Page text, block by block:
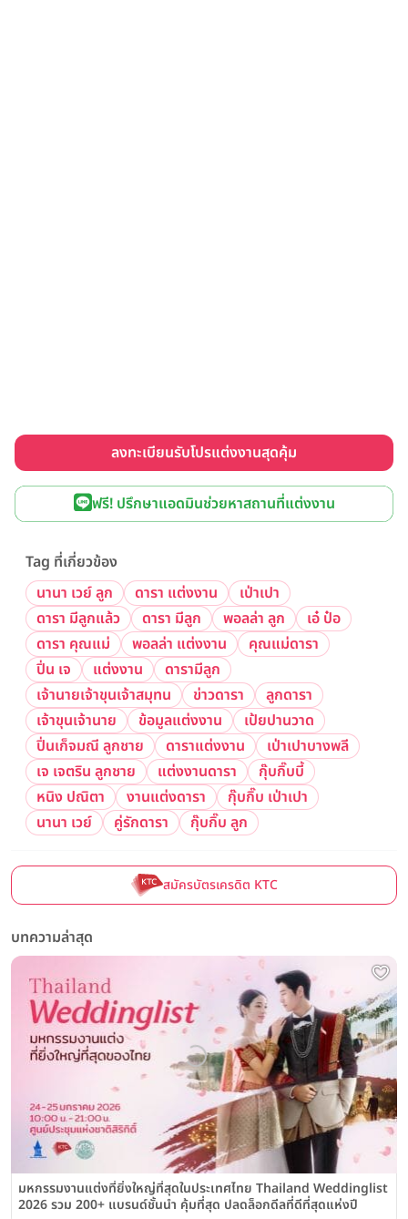
ลงทะเบียนรับโปรแต่งงานสุดคุ้ม
ฟรี! ปรึกษาแอดมินช่วยหาสถานที่แต่งงาน
Tag ที่เกี่ยวข้อง
นานา เวย์ ลูก
ดารา แต่งงาน
เป่าเปา
ดารา มีลูกแล้ว
ดารา มีลูก พอลล่า ลูก
เอ๋ ป๋อ
ดารา คุณแม่
พอลล่า แต่งงาน
คุณแม่ดารา
ปิ่น เจ
แต่งงาน
ดารามีลูก
เจ้านายเจ้าขุนเจ้าสมุทน
ข่าวดารา
ลูกดารา
เจ้าขุนเจ้านาย
ข้อมูลแต่งงาน
เป้ยปานวาด
ปิ่นเก็จมณี ลูกชาย
ดาราแต่งงาน
เป่าเปาบางพลี
เจ เจตริน ลูกชาย
แต่งงานดารา
กุ๊บกิ๊บบี้
หนิง ปณิตา
งานแต่งดารา
กุ๊บกิ๊บ เป่าเปา
นานา เวย์
คู่รักดารา กุ๊บกิ๊บ ลูก
สมัครบัตรเครดิต KTC
บทความล่าสุด
มหกรรมงานแต่งที่ยิ่งใหญ่ที่สุดในประเทศไทย Thailand Weddinglist
2026 รวม 200+ แบรนด์ชั้นนำ คุ้มที่สุด ปลดล็อกดีลที่ดีที่สุดแห่งปี